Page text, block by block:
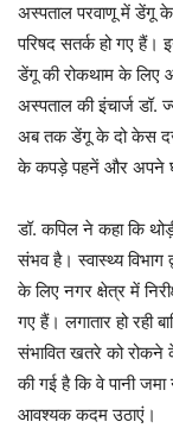
अस्पताल परवाणू में डेंगू के
परिषद सतर्क हो गए हैं।
डेंगू की रोकथाम के
अस्पताल की इंचार्ज डॉ.
अब तक डेंगू के दो केस
के कपड़े पहनें और अपने
डॉ. कपिल ने कहा कि
संभव है। स्वास्थ्य विभाग
के लिए नगर क्षेत्र में
गए हैं। लगातार हो रही
संभावित खतरे को रोकने
की गई है कि वे पानी
आवश्यक कदम उठाएं।